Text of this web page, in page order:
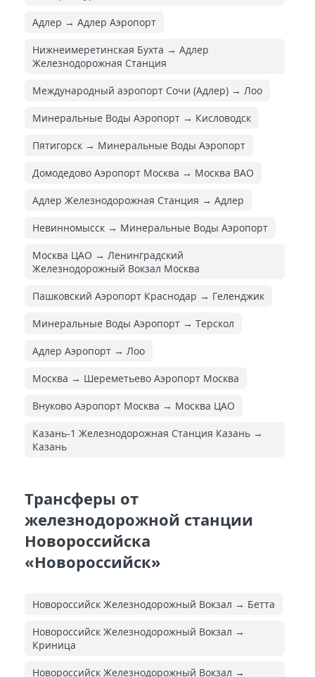
Адлер → Адлер Аэропорт
Нижнеимеретинская Бухта → Адлер
Железнодорожная Cтанция
Международный аэропорт Сочи (Адлер) → Лоо
Минеральные Воды Аэропорт → Кисловодск
Пятигорск → Минеральные Воды Аэропорт
Домодедово Аэропорт Москва → Москва ВАО
Адлер Железнодорожная Cтанция → Адлер
Невинномысск → Минеральные Воды Аэропорт
Москва ЦАО → Ленинградский
Железнодорожный Вокзал Москва
Пашковский Аэропорт Краснодар → Геленджик
Минеральные Воды Аэропорт → Терскол
Адлер Аэропорт → Лоо
Москва → Шереметьево Аэропорт Москва
Внуково Аэропорт Москва → Москва ЦАО
Казань-1 Железнодорожная Cтанция Казань →
Казань
Трансферы от
железнодорожной станции
Новороссийска
«Новороссийск»
Новороссийск Железнодорожный Вокзал → Бетта
Новороссийск Железнодорожный Вокзал →
Криница
Новороссийск Железнодорожный Вокзал →